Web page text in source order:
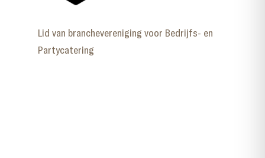
Lid van branchevereniging voor Bedrijfs- en
Partycatering